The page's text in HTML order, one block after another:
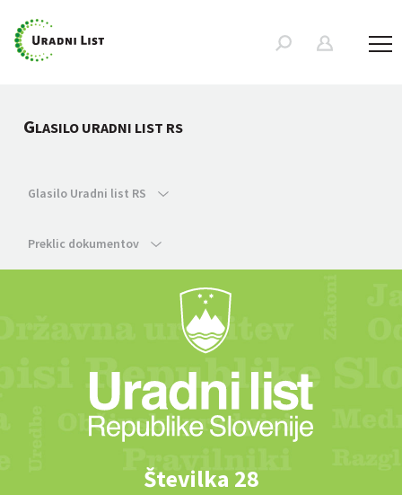
GLASILO URADNI LIST RS
Glasilo Uradni list RS
Preklic dokumentov
Številka 28